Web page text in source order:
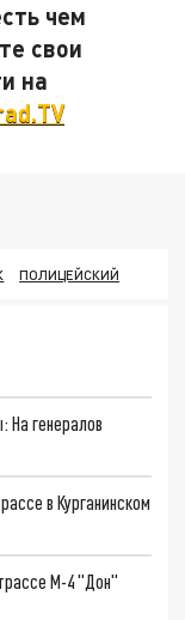
чем
свои
на
ПОЛИЦЕЙСКИЙ
На генералов
в Курганинском
М-4 "Дон"